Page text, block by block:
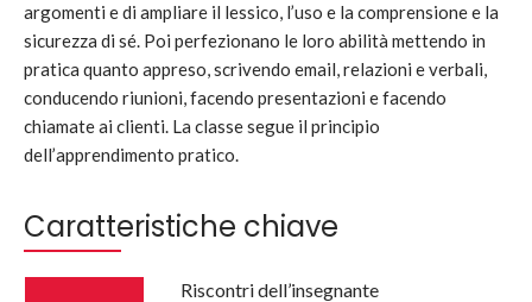
argomenti e di ampliare il lessico, l’uso e la comprensione e la
sicurezza di sé. Poi perfezionano le loro abilità mettendo in
pratica quanto appreso, scrivendo email, relazioni e verbali,
conducendo riunioni, facendo presentazioni e facendo
chiamate ai clienti. La classe segue il principio
dell’apprendimento pratico.
Caratteristiche chiave
Riscontri dell’insegnante